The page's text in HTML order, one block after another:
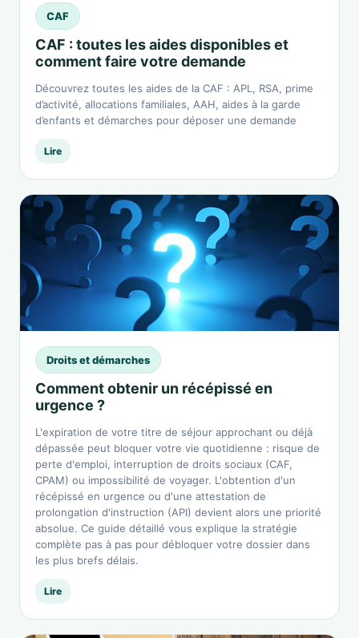
CAF
CAF : toutes les aides disponibles et
comment faire votre demande
Découvrez toutes les aides de la CAF : APL, RSA, prime
d’activité, allocations familiales, AAH, aides à la garde
d’enfants et démarches pour déposer une demande
Lire
Droits et démarches
Comment obtenir un récépissé en
urgence ?
L'expiration de votre titre de séjour approchant ou déjà
dépassée peut bloquer votre vie quotidienne : risque de
perte d'emploi, interruption de droits sociaux (CAF,
CPAM) ou impossibilité de voyager. L'obtention d'un
récépissé en urgence ou d'une attestation de
prolongation d'instruction (API) devient alors une priorité
absolue. Ce guide détaillé vous explique la stratégie
complète pas à pas pour débloquer votre dossier dans
les plus brefs délais.
Lire